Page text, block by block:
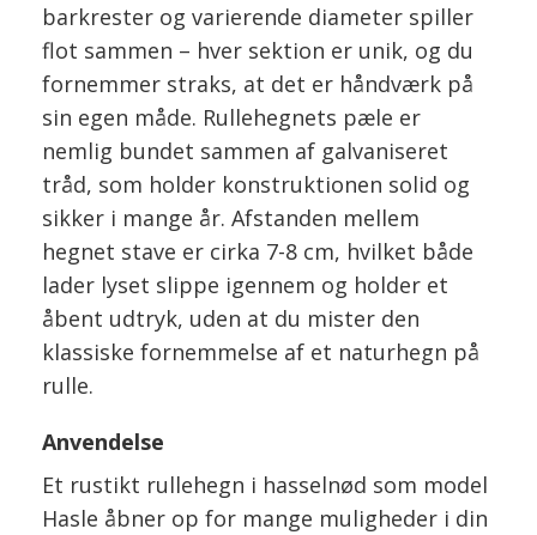
barkrester og varierende diameter spiller
flot sammen – hver sektion er unik, og du
fornemmer straks, at det er håndværk på
sin egen måde. Rullehegnets pæle er
nemlig bundet sammen af galvaniseret
tråd, som holder konstruktionen solid og
sikker i mange år. Afstanden mellem
hegnet stave er cirka 7-8 cm, hvilket både
lader lyset slippe igennem og holder et
åbent udtryk, uden at du mister den
klassiske fornemmelse af et naturhegn på
rulle.
Anvendelse
Et rustikt rullehegn i hasselnød som model
Hasle åbner op for mange muligheder i din